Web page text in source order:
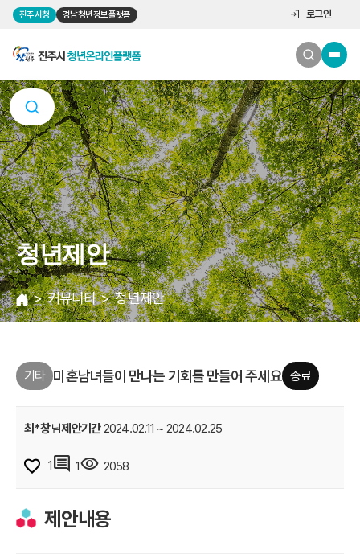
진주시청 경남청년정보플랫폼 로그인
청년제안
커뮤니티 청년제안
기타 미혼남녀들이 만나는 기회를 만들어 주세요 종료
최*창님제안기간2024.02.11 ~ 2024.02.25
1comment 1visibility 2058
제안내용